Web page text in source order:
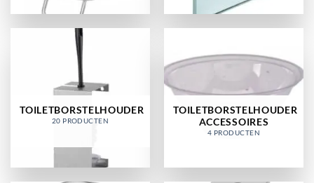
TOILETBORSTELHOUDER
20 PRODUCTEN
TOILETBORSTELHOUDER
ACCESSOIRES
4 PRODUCTEN